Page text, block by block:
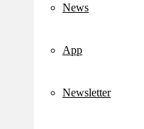
News
App
Newsletter